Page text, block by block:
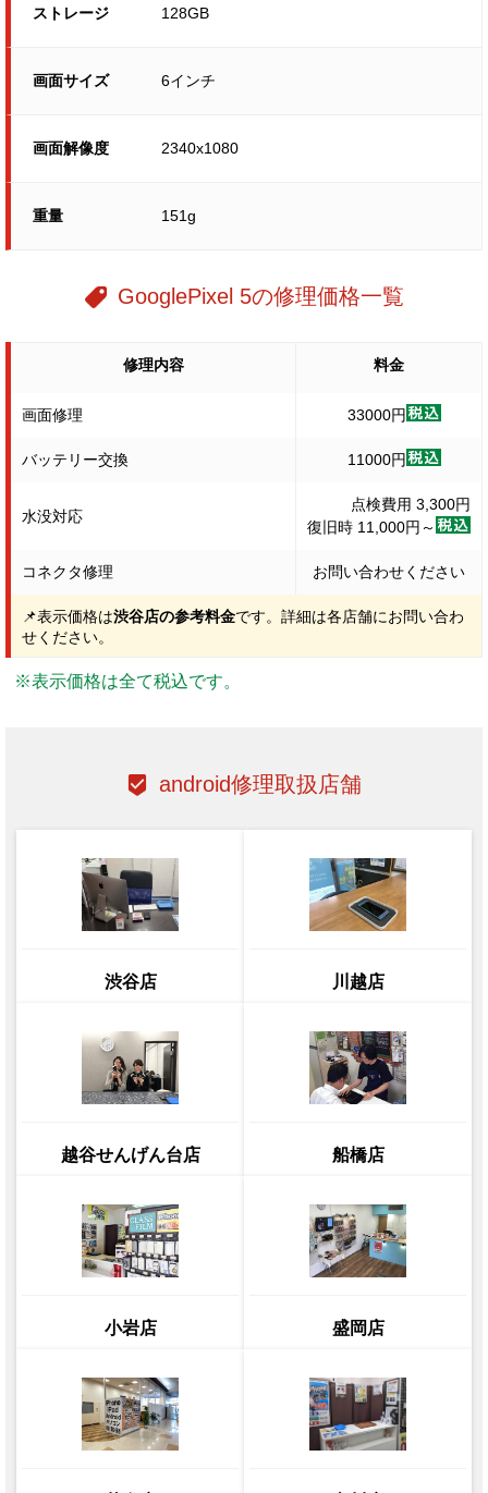
ストレージ 128GB
画面サイズ 6インチ
画面解像度 2340x1080
重量 151g
GooglePixel 5の修理価格一覧
修理内容 料金
画面修理 33000円
バッテリー交換 11000円
水没対応
点検費用 3,300円
復旧時 11,000円～
コネクタ修理 お問い合わせください
📌表示価格は渋谷店の参考料金です。詳細は各店舗にお問い合わ
せください。
※表示価格は全て税込です。
android修理取扱店舗
渋谷店 川越店
越谷せんげん台店 船橋店
小岩店 盛岡店